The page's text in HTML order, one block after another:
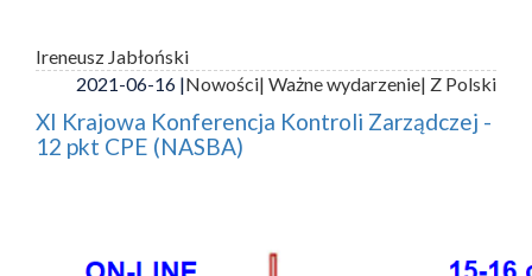
Ireneusz Jabłoński
2021-06-16 |Nowości| Ważne wydarzenie| Z Polski
XI Krajowa Konferencja Kontroli Zarządczej -
12 pkt CPE (NASBA)